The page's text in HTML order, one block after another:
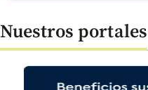
Nuestros portales